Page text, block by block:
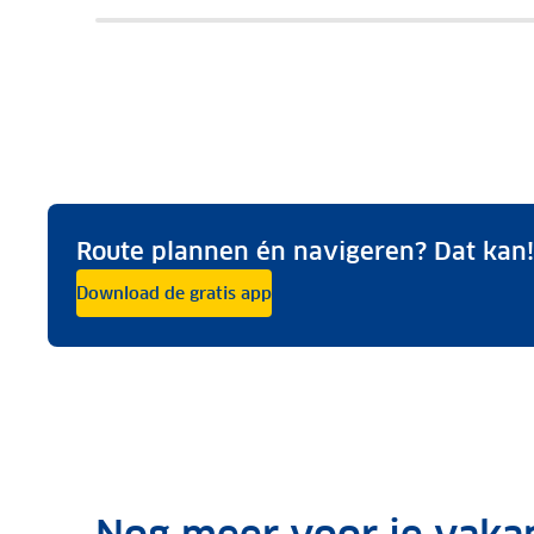
Route plannen én navigeren? Dat kan!
Download de gratis app